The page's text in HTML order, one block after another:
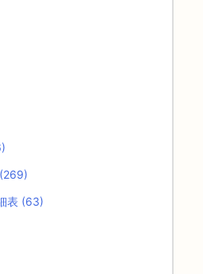
(269)
表 (63)